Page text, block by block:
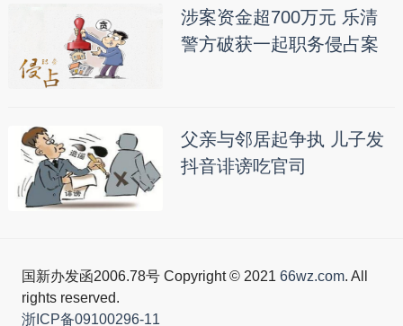
涉案资金超700万元 乐清
警方破获一起职务侵占案
父亲与邻居起争执 儿子发
抖音诽谤吃官司
国新办发函2006.78号 Copyright © 2021 66wz.com. All
rights reserved.
浙ICP备09100296-11